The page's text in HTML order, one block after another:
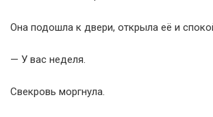
Она подошла к двери, открыла её и
— У вас неделя.
Свекровь моргнула.